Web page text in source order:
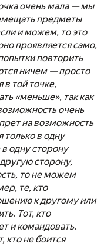
очень мала — мы
предметы
и можем, то это
проявляется само,
повторить
ничем — просто
в той точке,
«меньше», так как
очень
на возможность
только в одну
одну сторону
сторону,
то не можем
те, кто
к другому или
Тот, кто
и командовать.
кто не боится